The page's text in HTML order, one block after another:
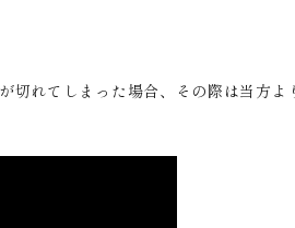
切れてしまった場合、その際は当方